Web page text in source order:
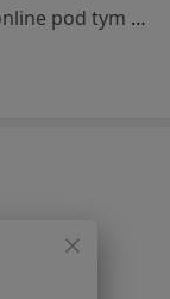
Specjalista nie oferuje umawiania online pod tym adresem.